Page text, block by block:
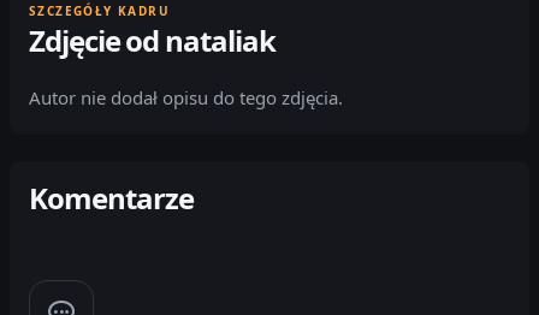
SZCZEGÓŁY KADRU
Zdjęcie od nataliak
Autor nie dodał opisu do tego zdjęcia.
Komentarze